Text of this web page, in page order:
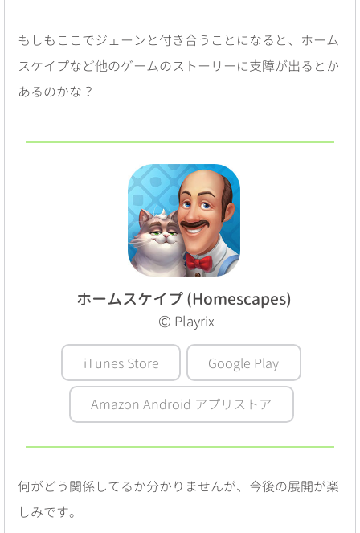
もしもここでジェーンと付き合うことになると、ホーム
スケイプなど他のゲームのストーリーに支障が出るとか
あるのかな？
ホームスケイプ (Homescapes)
© Playrix
iTunes Store Google Play
Amazon Android アプリストア
何がどう関係してるか分かりませんが、今後の展開が楽
しみです。